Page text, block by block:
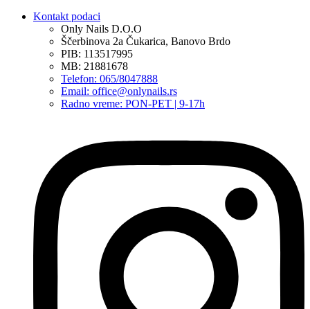
Kontakt podaci
Only Nails D.O.O
Ščerbinova 2a Čukarica, Banovo Brdo
PIB: 113517995
MB: 21881678
Telefon: 065/8047888
Email: office@onlynails.rs
Radno vreme: PON-PET | 9-17h